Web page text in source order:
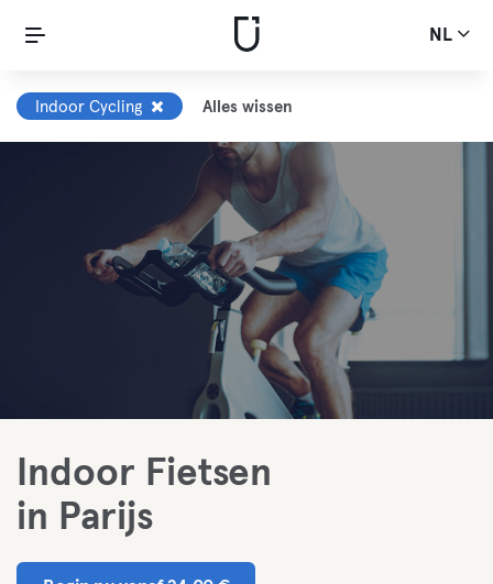
NL
Indoor Cycling Alles wissen
Indoor Fietsen
in Parijs